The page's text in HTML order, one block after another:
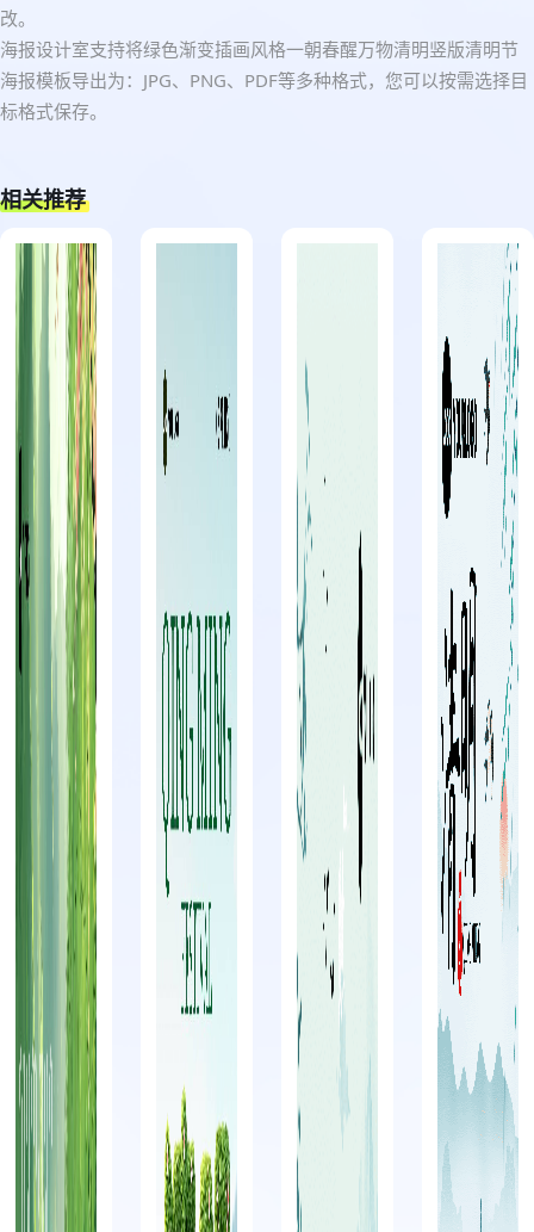
改。
海报设计室支持将绿色渐变插画风格一朝春醒万物清明竖版清明节
海报模板导出为：JPG、PNG、PDF等多种格式，您可以按需选择目
标格式保存。
相关推荐